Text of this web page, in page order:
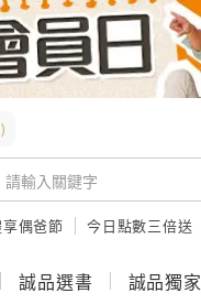
偶爸節 今日點數三倍送
誠品選書 誠品獨家